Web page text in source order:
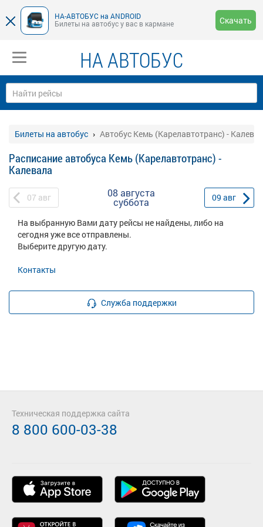
НА-АВТОБУС на ANDROID
Билеты на автобус у вас в кармане
Скачать
НА АВТОБУС
Билеты на автобус Автобус Кемь (Карелавтотранс) -
Расписание автобуса Кемь (Карелавтотранс) -
Калевала
07 авг 08 августа
суббота 09 авг
На выбранную Вами дату рейсы не найдены, либо на
сегодня уже все отправлены.
Выберите другую дату.
Контакты
Служба поддержки
Техническая поддержка сайта
8 800 600-03-38